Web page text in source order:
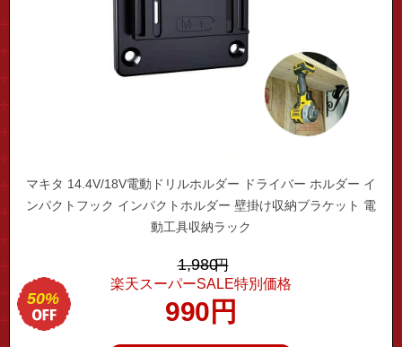
マキタ 14.4V/18V電動ドリルホルダー ドライバー ホルダー イ
ンパクトフック インパクトホルダー 壁掛け収納ブラケット 電
動工具収納ラック
1,980円
楽天スーパーSALE特別価格
990 円
50%